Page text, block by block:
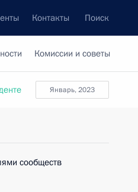
Контакты Поиск
Комиссии и советы
январь, 2023
сообществ